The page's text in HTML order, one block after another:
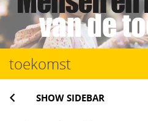
to
content
toekomst
SHOW SIDEBAR